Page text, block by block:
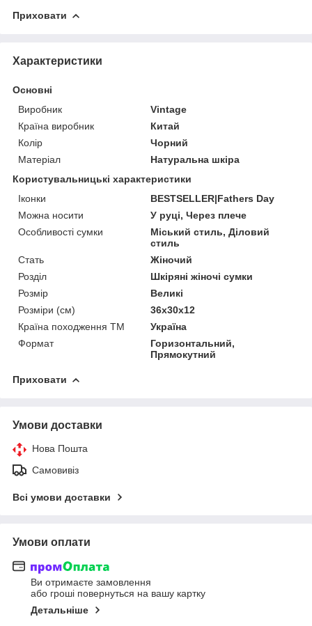
Приховати
Характеристики
Основні
Виробник
Vintage
Країна виробник
Китай
Колір
Чорний
Матеріал
Натуральна шкіра
Користувальницькі характеристики
Іконки
BESTSELLER|Fathers Day
Можна носити
У руці, Через плече
Особливості сумки
Міський стиль, Діловий
стиль
Стать
Жіночий
Розділ
Шкіряні жіночі сумки
Розмір
Великі
Розміри (см)
36х30х12
Країна походження ТМ
Україна
Формат
Горизонтальний,
Прямокутний
Приховати
Умови доставки
Нова Пошта
Самовивіз
Всі умови доставки
Умови оплати
Ви отримаєте замовлення
або гроші повернуться на вашу картку
Детальніше